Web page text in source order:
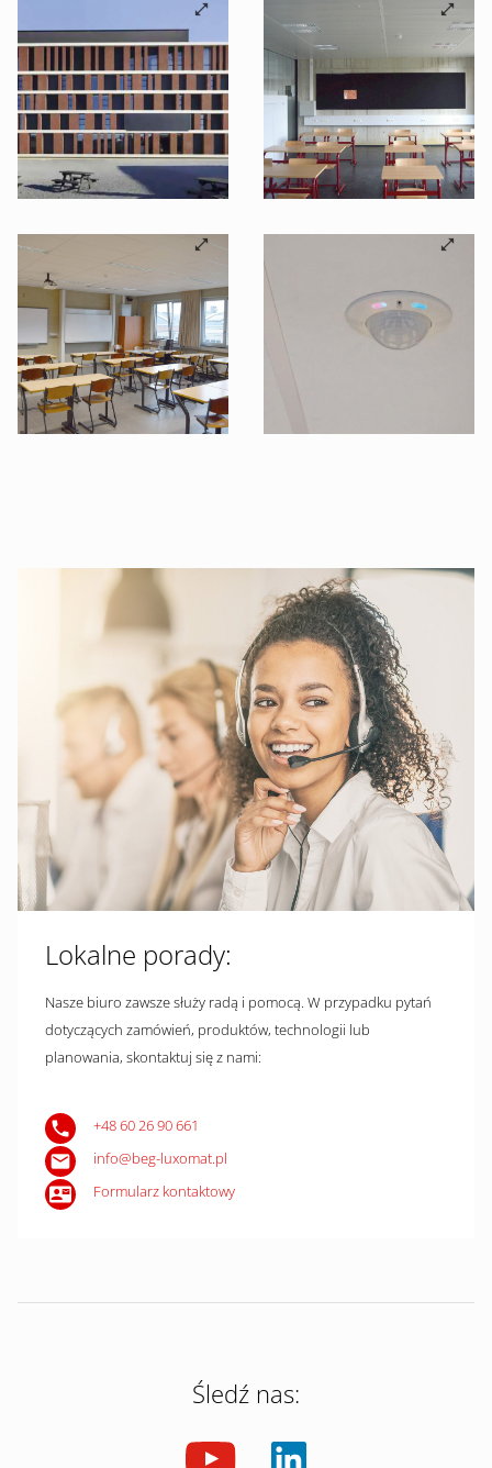
Lokalne porady:
Nasze biuro zawsze służy radą i pomocą. W przypadku pytań
dotyczących zamówień, produktów, technologii lub
planowania, skontaktuj się z nami:
+48 60 26 90 661
info@beg-luxomat.pl
Formularz kontaktowy
Śledź nas: